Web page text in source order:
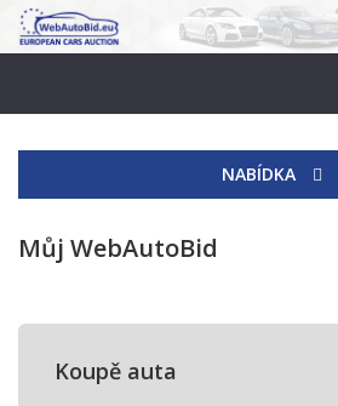
NABÍDKA
Můj WebAutoBid
Koupě auta